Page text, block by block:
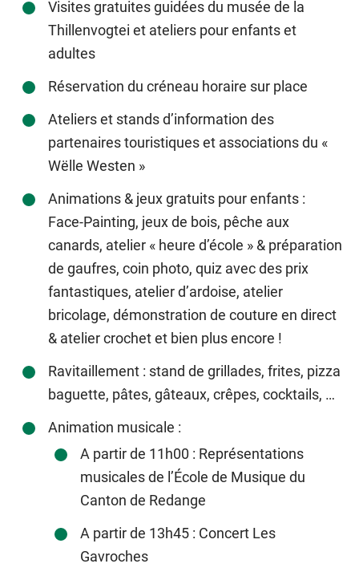
Visites gratuites guidées du musée de la
Thillenvogtei et ateliers pour enfants et
adultes
Réservation du créneau horaire sur place
Ateliers et stands d’information des
partenaires touristiques et associations du «
Wëlle Westen »
Animations & jeux gratuits pour enfants :
Face-Painting, jeux de bois, pêche aux
canards, atelier « heure d’école » & préparation
de gaufres, coin photo, quiz avec des prix
fantastiques, atelier d’ardoise, atelier
bricolage, démonstration de couture en direct
& atelier crochet et bien plus encore !
Ravitaillement : stand de grillades, frites, pizza
baguette, pâtes, gâteaux, crêpes, cocktails, …
Animation musicale :
A partir de 11h00 : Représentations
musicales de l’École de Musique du
Canton de Redange
A partir de 13h45 : Concert Les
Gavroches